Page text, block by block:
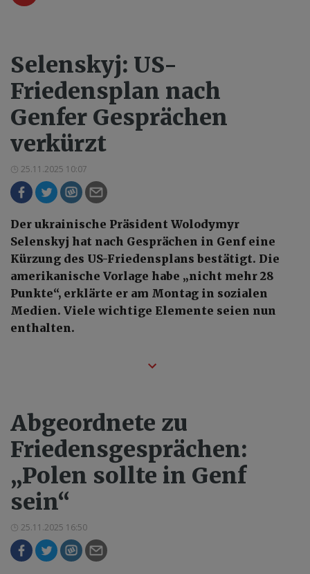
Selenskyj: US-
Friedensplan nach
Genfer Gesprächen
verkürzt
25.11.2025 10:07
Der ukrainische Präsident Wolodymyr
Selenskyj hat nach Gesprächen in Genf eine
Kürzung des US-Friedensplans bestätigt. Die
amerikanische Vorlage habe „nicht mehr 28
Punkte“, erklärte er am Montag in sozialen
Medien. Viele wichtige Elemente seien nun
enthalten.
Abgeordnete zu
Friedensgesprächen:
„Polen sollte in Genf
sein“
25.11.2025 16:50